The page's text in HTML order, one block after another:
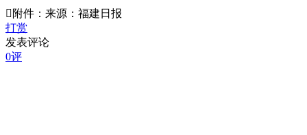
附件：来源：福建日报
打赏
发表评论
0评